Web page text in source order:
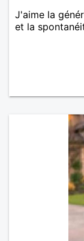
J'aime la
et la